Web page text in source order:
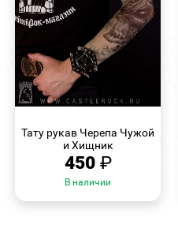
Тату рукав Черепа Чужой
и Хищник
450 ₽
В наличии